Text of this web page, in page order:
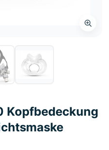
Kopfbedeckung